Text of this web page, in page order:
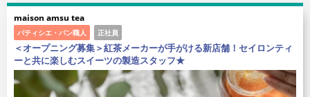
maison amsu tea
パティシエ・パン職人 正社員
＜オープニング募集＞紅茶メーカーが手がける新店舗！セイロンティ
ーと共に楽しむスイーツの製造スタッフ★